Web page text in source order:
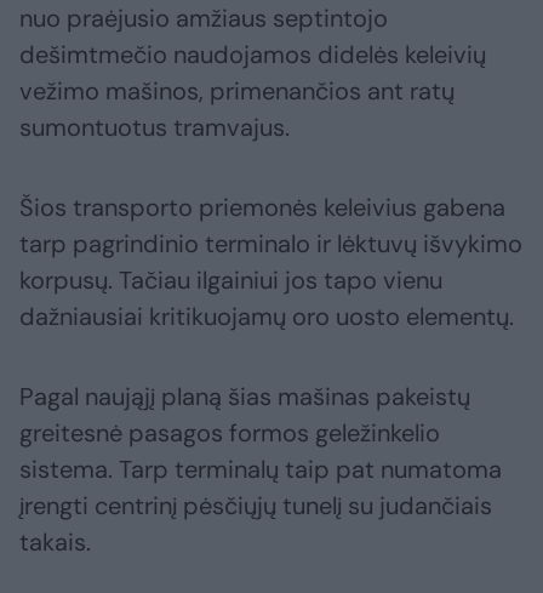
nuo praėjusio amžiaus septintojo
dešimtmečio naudojamos didelės keleivių
vežimo mašinos, primenančios ant ratų
sumontuotus tramvajus.
Šios transporto priemonės keleivius gabena
tarp pagrindinio terminalo ir lėktuvų išvykimo
korpusų. Tačiau ilgainiui jos tapo vienu
dažniausiai kritikuojamų oro uosto elementų.
Pagal naująjį planą šias mašinas pakeistų
greitesnė pasagos formos geležinkelio
sistema. Tarp terminalų taip pat numatoma
įrengti centrinį pėsčiųjų tunelį su judančiais
takais.